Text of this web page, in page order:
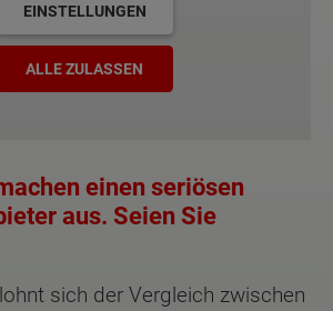
EINSTELLUNGEN
ALLE ZULASSEN
einen seriösen
aus. Seien Sie
sich der Vergleich zwischen